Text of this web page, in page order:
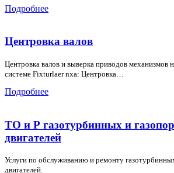
Подробнее
Центровка валов
Центровка валов и выверка приводов механизмов
системе Fixturlaer nxa: Центровка…
Подробнее
ТО и Р газотурбинных и
двигателей
Услуги по обслуживанию и ремонту
двигателей.